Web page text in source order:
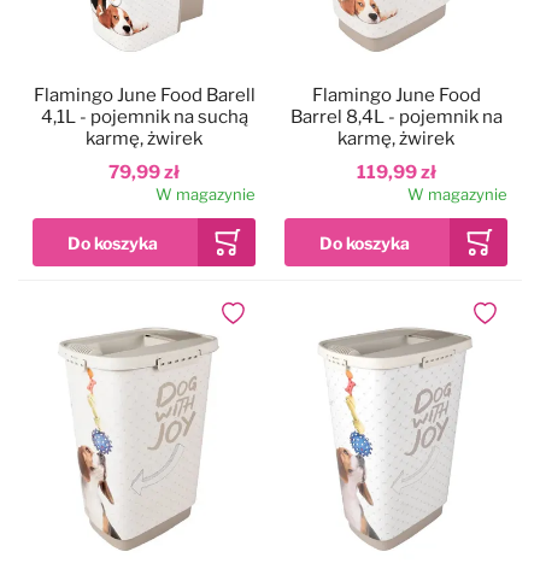
79,99 zł
Flamingo June Food Barell
4,1L - pojemnik na suchą
karmę, żwirek
W magazynie
119,99 zł
Flamingo June Food
Barrel 8,4L - pojemnik na
karmę, żwirek
W magazynie
Dodaj do ulubionych Dodaj